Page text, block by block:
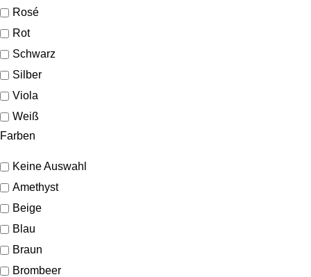
Rosé
Rot
Schwarz
Silber
Viola
Weiß
Farben
Keine Auswahl
Amethyst
Beige
Blau
Braun
Brombeer